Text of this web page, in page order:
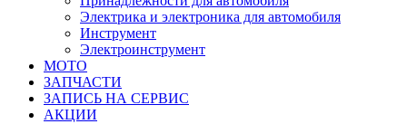
Электрика и электроника для автомобиля
Инструмент
Электроинструмент
МОТО
ЗАПЧАСТИ
ЗАПИСЬ НА СЕРВИС
АКЦИИ